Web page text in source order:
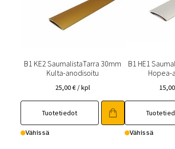
B1 KE2 SaumalistaTarra 30mm
Kulta-anodisoitu
25,00€ / kpl
Tuotetiedot
Vähissä
B1 HE1
Hopea-
15,00
Vähissä